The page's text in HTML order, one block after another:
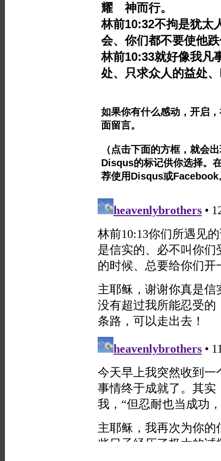
耀 神而行。
林前10:32不拘是犹
会、你们都不要使他
林前10:33就好像我凡
处、只求众人的益处
如果你有什么感动，开启
面留言。
（点击下面的方框，就会
Disqus的标记供你选择。
荐使用Disqus或